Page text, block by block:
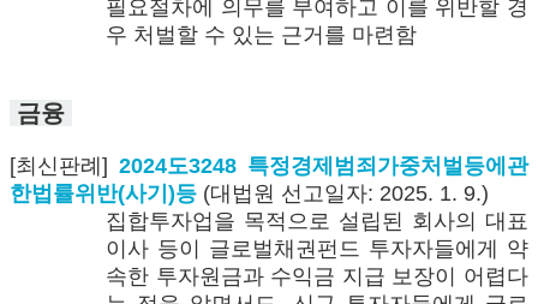
필요절차에 의무를 부여하고 이를 위반할 경
우 처벌할 수 있는 근거를 마련함
금융
[최신판례] 2024도3248 특정경제범죄가중처벌등에관
한법률위반(사기)등 (대법원 선고일자: 2025. 1. 9.)
집합투자업을 목적으로 설립된 회사의 대표
이사 등이 글로벌채권펀드 투자자들에게 약
속한 투자원금과 수익금 지급 보장이 어렵다